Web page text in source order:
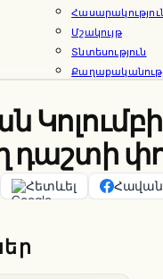
Մշակույթ
Տնտեսություն
Հետևել